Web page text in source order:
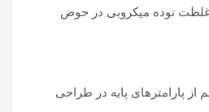
غلظت توده میکروبی در حوض
از پارامترهای پایه در طراحی